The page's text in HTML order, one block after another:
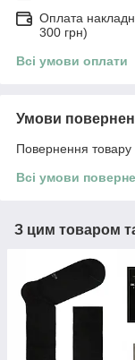
Оплата
300 грн)
Всі умови оплати
Умови
Повернення товару
Всі умови
З цим товаром